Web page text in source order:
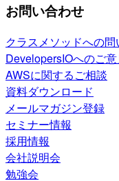
お問い合わせ
クラスメソッドへの
DevelopersIOへのご
AWSに関するご相談
資料ダウンロード
メールマガジン登録
セミナー情報
採用情報
会社説明会
勉強会